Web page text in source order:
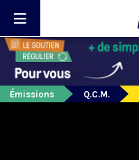
Émissions Q.C.M.